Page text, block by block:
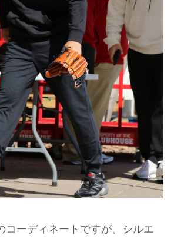
コーディネートですが、シルエ